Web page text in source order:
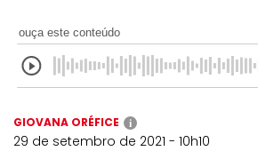
ouça este conteúdo
GIOVANA ORÉFICE i
29 de setembro de 2021 - 10h10